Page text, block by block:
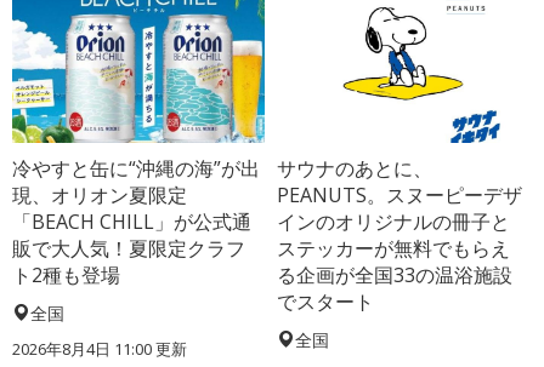
冷やすと缶に“沖縄の海”が出
現、オリオン夏限定
「BEACH CHILL」が公式通
販で大人気！夏限定クラフ
ト2種も登場
全国
2026年8月4日 11:00更新
サウナのあとに、
PEANUTS。スヌーピーデザ
インのオリジナルの冊子と
ステッカーが無料でもらえ
る企画が全国33の温浴施設
でスタート
全国